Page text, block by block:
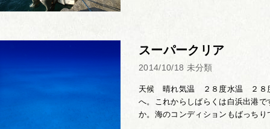
スーパークリア
2014/10/18 未分類
天候 晴れ気温 ２８度水温 ２８
へ。これからしばらくは白浜出港
か。海のコンディションもばっち